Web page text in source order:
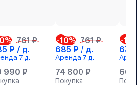
% 761 ₽
₽ / д.
7 д.
990 ₽
-10% 761 ₽
685 ₽ / д.
Аренда 7 д.
74 800 ₽
Покупка
-10
634
66